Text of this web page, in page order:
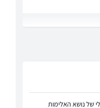
של נושא האלימות